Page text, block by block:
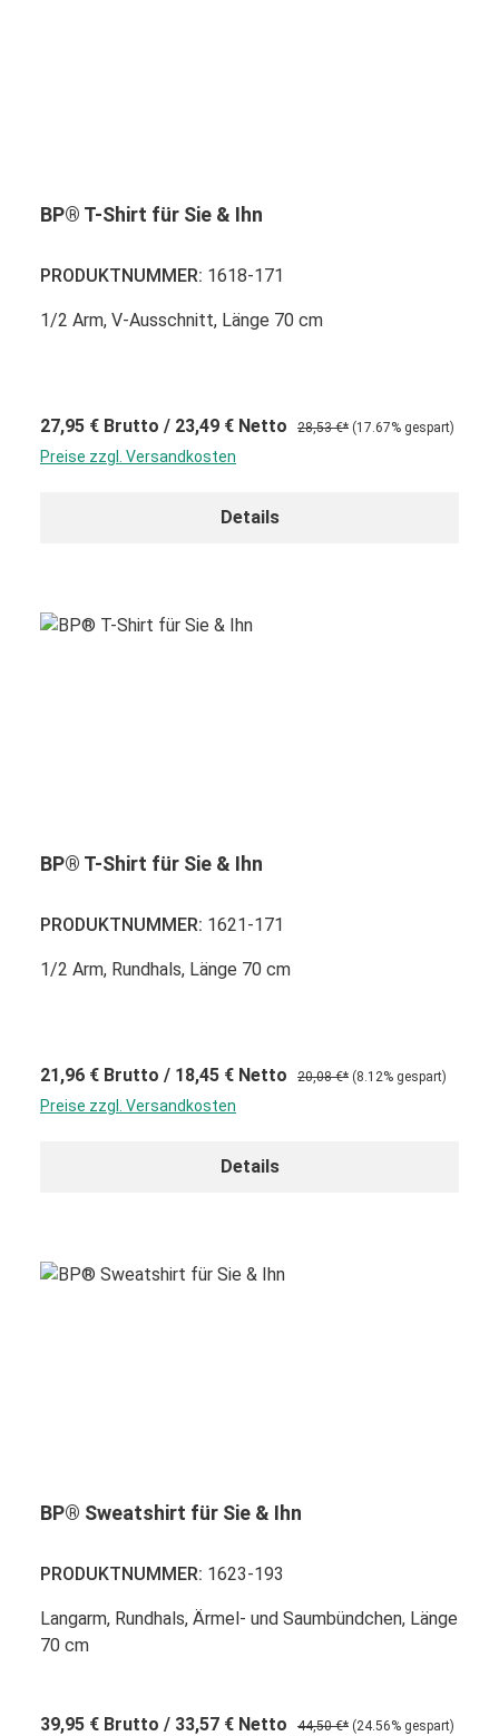
BP® T-Shirt für Sie & Ihn
PRODUKTNUMMER: 1618-171
1/2 Arm, V-Ausschnitt, Länge 70 cm
27,95 € Brutto / 23,49 € Netto 28,53 €* (17.67% gespart)
Preise zzgl. Versandkosten
Details
BP® T-Shirt für Sie & Ihn
PRODUKTNUMMER: 1621-171
1/2 Arm, Rundhals, Länge 70 cm
21,96 € Brutto / 18,45 € Netto 20,08 €* (8.12% gespart)
Preise zzgl. Versandkosten
Details
BP® Sweatshirt für Sie & Ihn
PRODUKTNUMMER: 1623-193
Langarm, Rundhals, Ärmel- und Saumbündchen, Länge
70 cm
39,95 € Brutto / 33,57 € Netto 44,50 €* (24.56% gespart)